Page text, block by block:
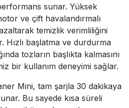
sunar. Yüksek
ve çift havalandırmalı
temizlik verimliliğini
Hızlı başlatma ve durdurma
tozların başlıkta kalmasını
bir kullanım deneyimi sağlar.
Mini, tam şarjla 30 dakikaya
Bu sayede kısa süreli